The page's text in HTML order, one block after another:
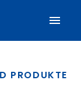
PRODUKTE